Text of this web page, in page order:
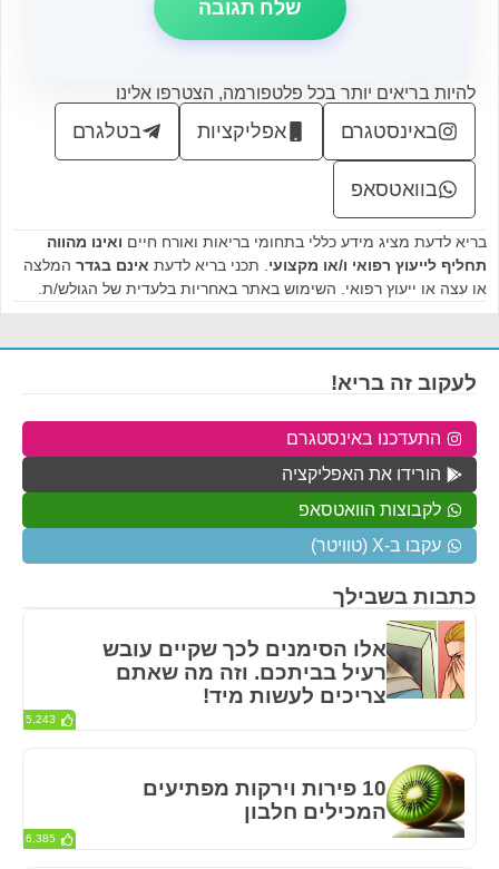
להיות בריאים יותר בכל פלטפורמה, הצטרפו אלינו
באינסטגרם אפליקציות בטלגרם
בוואטסאפ
בריא לדעת מציג מידע כללי בתחומי בריאות ואורח חיים ואינו מהווה
תחליף לייעוץ רפואי ו/או מקצועי . תכני בריא לדעת אינם בגדר המלצה
או עצה או ייעוץ רפואי. השימוש באתר באחריות בלעדית של הגולש/ת.
כתבות בשבילך
אלו הסימנים לכך שקיים עובש
רעיל בביתכם. וזה מה שאתם
צריכים לעשות מיד!
5,243
10 פירות וירקות מפתיעים
המכילים חלבון
6,385
לעקוב זה בריא!
התעדכנו באינסטגרם
הורידו את האפליקציה
לקבוצות הוואטסאפ
עקבו ב-X (טוויטר)